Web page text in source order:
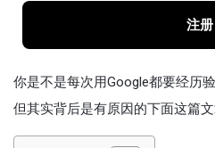
注册
你是不是每次用Google都要经历
但其实背后是有原因的下面这篇文